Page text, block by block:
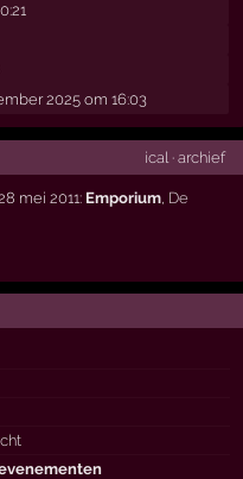
2025 om 16:03
ical · archief
mei 2011: Emporium, De